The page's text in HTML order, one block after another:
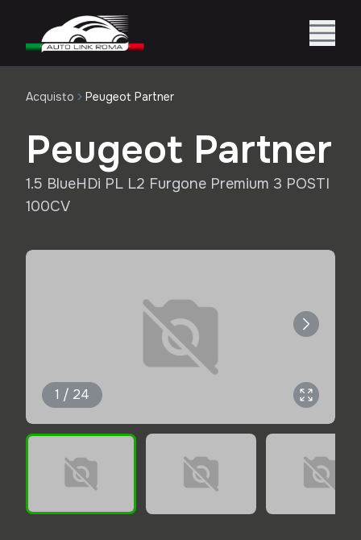
Acquisto Peugeot Partner
Peugeot Partner
1.5 BlueHDi PL L2 Furgone Premium 3 POSTI
100CV
1 / 24